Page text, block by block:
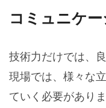
コミュニケ
技術力だけでは、
現場では、様々な
ていく必要がありま